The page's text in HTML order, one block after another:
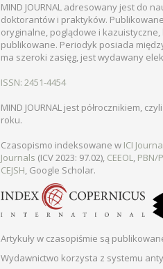
MIND JOURNAL adresowany jest do
doktorantów i praktyków.
oryginalne, poglądowe i kazuistyczne,
publikowane. Periodyk posiada
ma szeroki zasięg, jest wydawany
ISSN: 2451-4454
MIND JOURNAL jest półrocznikiem,
roku.
Czasopismo indeksowane w ICI
Journals (ICV 2023: 97.02), CEEOL, PBN/
CEJSH, Google Scholar.
Artykuły w czasopiśmie są
Wydawnictwo korzysta z systemu